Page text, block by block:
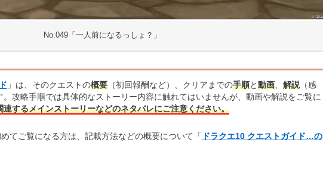
No.049「一人前になるっしょ？」
」は、そのクエストの概要（初回報酬など）、クリアまでの手順と動画、 解説（感
攻略手順では具体的なストーリー内容に触れてはいませんが、動画や解説をご覧に
連するメインストーリーなどのネタバレにご注意ください。
てご覧になる方は、記載方法などの概要について「 ドラクエ10 クエストガイド…の